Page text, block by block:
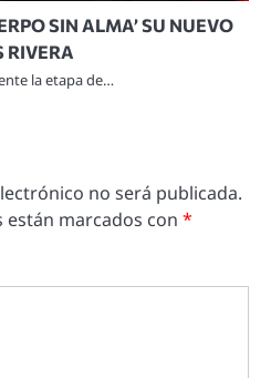
SIN ALMA’ SU NUEVO
RIVERA
la etapa de…
no será publicada.
marcados con *